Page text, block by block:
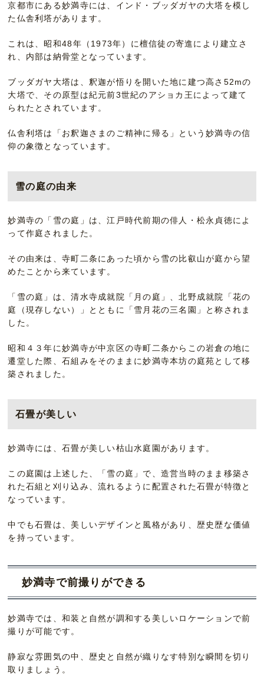
京都市にある妙満寺には、インド・ブッダガヤの大塔を模し
た仏舎利塔があります。
これは、昭和48年（1973年）に檀信徒の寄進により建立さ
れ、内部は納骨堂となっています。
ブッダガヤ大塔は、釈迦が悟りを開いた地に建つ高さ52mの
大塔で、その原型は紀元前3世紀のアショカ王によって建て
られたとされています。
仏舎利塔は「お釈迦さまのご精神に帰る」という妙満寺の信
仰の象徴となっています。
雪の庭の由来
妙満寺の「雪の庭」は、江戸時代前期の俳人・松永貞徳によ
って作庭されました。
その由来は、寺町二条にあった頃から雪の比叡山が庭から望
めたことから来ています。
「雪の庭」は、清水寺成就院「月の庭」、北野成就院「花の
庭（現存しない）」とともに「雪月花の三名園」と称されま
した。
昭和４３年に妙満寺が中京区の寺町二条からこの岩倉の地に
遷堂した際、石組みをそのままに妙満寺本坊の庭苑として移
築されました。
石畳が美しい
妙満寺には、石畳が美しい枯山水庭園があります。
この庭園は上述した、「雪の庭」で、造営当時のまま移築さ
れた石組と刈り込み、流れるように配置された石畳が特徴と
なっています。
中でも石畳は、美しいデザインと風格があり、歴史歴な価値
を持っています。
妙満寺で前撮りができる
妙満寺では、和装と自然が調和する美しいロケーションで前
撮りが可能です。
静寂な雰囲気の中、歴史と自然が織りなす特別な瞬間を切り
取りましょう。